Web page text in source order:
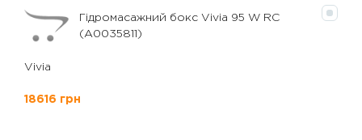
Гідромасажний бокс Vivia 95 W RC
(А0035811)
Vivia
18616 грн